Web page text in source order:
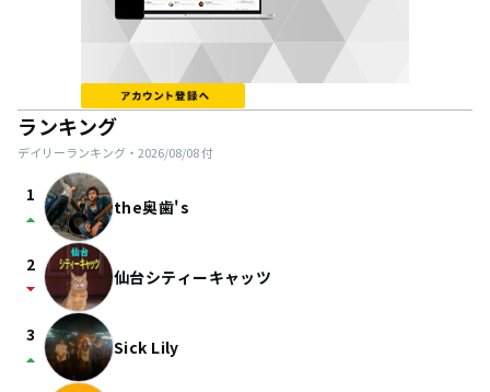
ランキング
デイリーランキング・ 2026/08/08付
1
arrow_drop_up the奥歯's
2
arrow_drop_down 仙台シティーキャッツ
3
arrow_drop_up Sick Lily